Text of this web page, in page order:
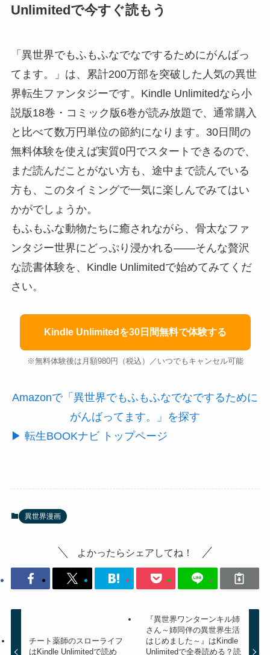
Unlimitedで今すぐ読もう
「異世界でもふもふなでなでするためにがんばっ
てます。」は、累計200万部を突破した人気の異世
界転生ファンタジーです。Kindle Unlimitedなら小
説版18巻・コミック版6巻が読み放題で、通常購入
と比べて数万円単位の節約になります。30日間の
無料体験を使えば実質0円でスタートできるので、
まだ読んだことがない方も、途中まで読んでいる
方も、このタイミングで一気に楽しんでみてはい
かがでしょうか。
もふもふな動物たちに癒されながら、骨太なファ
ンタジー世界にどっぷり浸かれる――そんな贅沢
な読書体験を、Kindle Unlimitedで始めてみてくだ
さい。
Kindle Unlimitedを30日間無料で体験する
※無料体験後は月額980円（税込）／いつでもキャンセル可能
Amazonで「異世界でもふもふなでなでするために
がんばってます。」を探す
▶ 転生BOOKナビ トップページ
異世界漫画
よかったらシェアしてね！
チート薬師のスローライフ
はKindle Unlimitedで読め
『異世界ワンターンキル姉
さん～姉同伴の異世界生活
はじめました～』はKindle
Unlimitedで全巻読める？読